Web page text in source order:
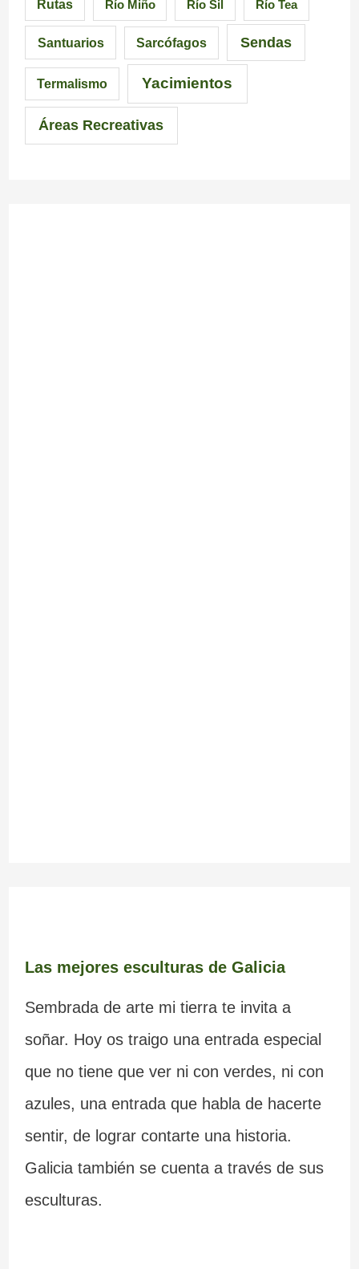
Rutas Río Miño Río Sil Río Tea
Santuarios Sarcófagos Sendas
Termalismo Yacimientos
Áreas Recreativas
Las mejores esculturas de Galicia
Sembrada de arte mi tierra te invita a
soñar. Hoy os traigo una entrada especial
que no tiene que ver ni con verdes, ni con
azules, una entrada que habla de hacerte
sentir, de lograr contarte una historia.
Galicia también se cuenta a través de sus
esculturas.